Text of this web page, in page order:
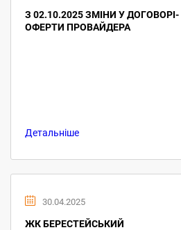
З 02.10.2025 ЗМІНИ У ДОГОВОРІ-
ОФЕРТИ ПРОВАЙДЕРА
Детальніше
30.04.2025
ЖК БЕРЕСТЕЙСЬКИЙ